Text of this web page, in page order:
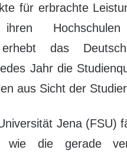
für erbrachte
ihren
erhebt das
Jahr die
aus Sicht der
Jena (FSU)
die gerade